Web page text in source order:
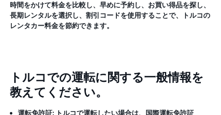
時間をかけて料金を比較し、早めに予約し、お買い得品を探し、
長期レンタルを選択し、割引コードを使用することで、トルコの
レンタカー料金を節約できます。
トルコでの運転に関する一般情報を
教えてください。
運転免許証: トルコで運転したい場合は、国際運転免許証